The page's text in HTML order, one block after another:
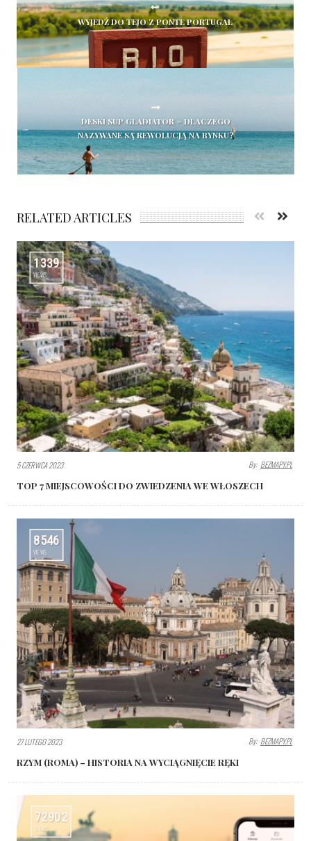
WYJEDŹ DO TEJO Z PONTE PORTUGAL
DESKI SUP GLADIATOR – DLACZEGO
NAZYWANE SĄ REWOLUCJĄ NA RYNKU?
RELATED ARTICLES
1339
VIEWS
5 CZERWCA 2023 By: BEZMAPY.PL
TOP 7 MIEJSCOWOŚCI DO ZWIEDZENIA WE WŁOSZECH
8546
VIEWS
27 LUTEGO 2023 By: BEZMAPY.PL
RZYM (ROMA) – HISTORIA NA WYCIĄGNIĘCIE RĘKI
72902
VIEWS